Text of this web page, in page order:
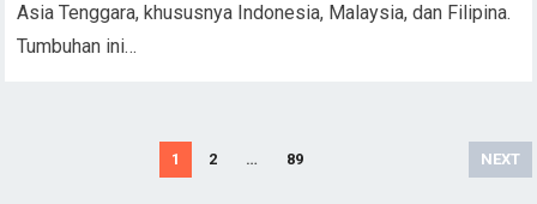
Asia Tenggara, khususnya Indonesia, Malaysia, dan Filipina.
Tumbuhan ini…
1 2 … 89 NEXT